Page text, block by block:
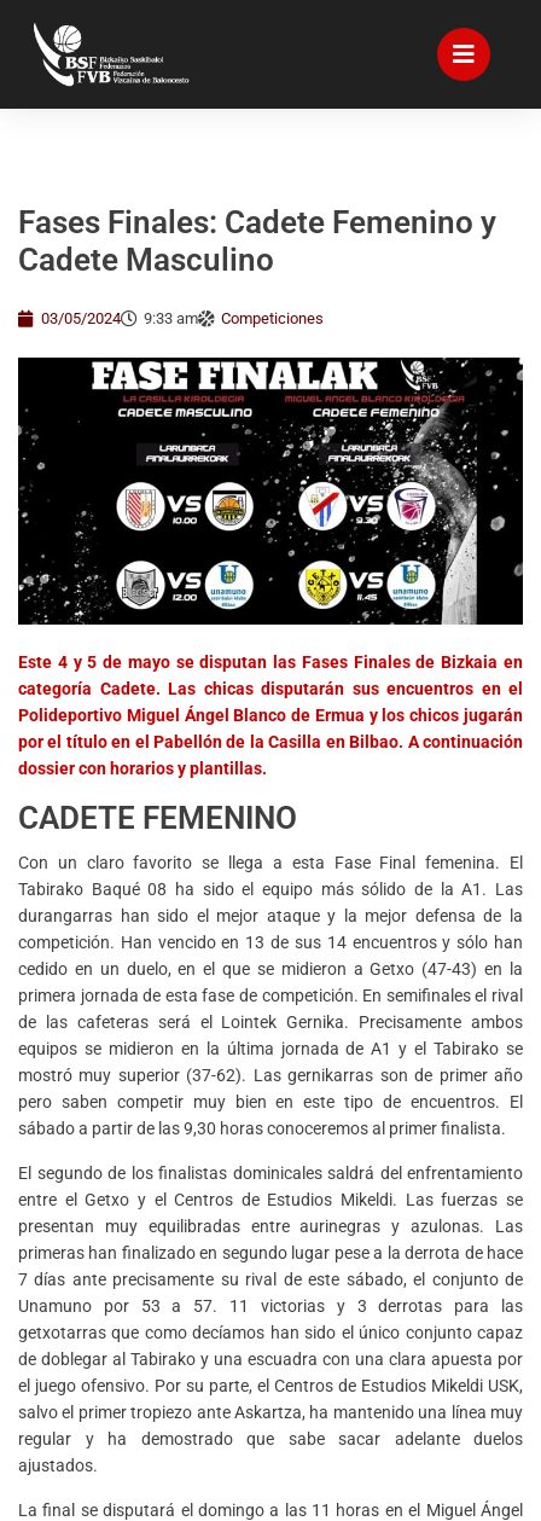
Fases Finales: Cadete Femenino y
Cadete Masculino
03/05/2024 9:33 am Competiciones
Este 4 y 5 de mayo se disputan las Fases Finales de Bizkaia en
categoría Cadete. Las chicas disputarán sus encuentros en el
Polideportivo Miguel Ángel Blanco de Ermua y los chicos jugarán
por el título en el Pabellón de la Casilla en Bilbao. A continuación
dossier con horarios y plantillas.
CADETE FEMENINO
Con un claro favorito se llega a esta Fase Final femenina. El
Tabirako Baqué 08 ha sido el equipo más sólido de la A1. Las
durangarras han sido el mejor ataque y la mejor defensa de la
competición. Han vencido en 13 de sus 14 encuentros y sólo han
cedido en un duelo, en el que se midieron a Getxo (47-43) en la
primera jornada de esta fase de competición. En semifinales el rival
de las cafeteras será el Lointek Gernika. Precisamente ambos
equipos se midieron en la última jornada de A1 y el Tabirako se
mostró muy superior (37-62). Las gernikarras son de primer año
pero saben competir muy bien en este tipo de encuentros. El
sábado a partir de las 9,30 horas conoceremos al primer finalista.
El segundo de los finalistas dominicales saldrá del enfrentamiento
entre el Getxo y el Centros de Estudios Mikeldi. Las fuerzas se
presentan muy equilibradas entre aurinegras y azulonas. Las
primeras han finalizado en segundo lugar pese a la derrota de hace
7 días ante precisamente su rival de este sábado, el conjunto de
Unamuno por 53 a 57. 11 victorias y 3 derrotas para las
getxotarras que como decíamos han sido el único conjunto capaz
de doblegar al Tabirako y una escuadra con una clara apuesta por
el juego ofensivo. Por su parte, el Centros de Estudios Mikeldi USK,
salvo el primer tropiezo ante Askartza, ha mantenido una línea muy
regular y ha demostrado que sabe sacar adelante duelos
ajustados.
La final se disputará el domingo a las 11 horas en el Miguel Ángel